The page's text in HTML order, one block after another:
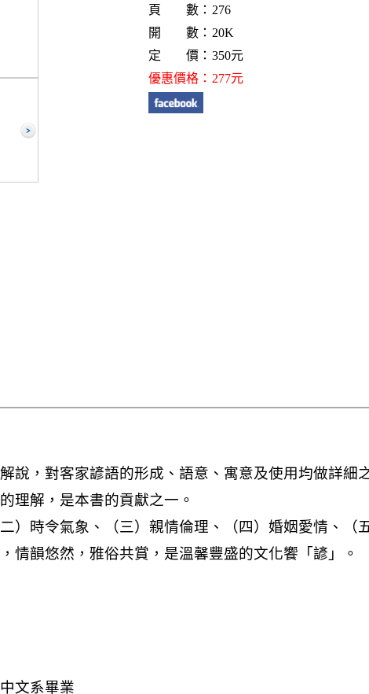
頁 數：276
開 數：20K
定 價：350元
優惠價格：277元